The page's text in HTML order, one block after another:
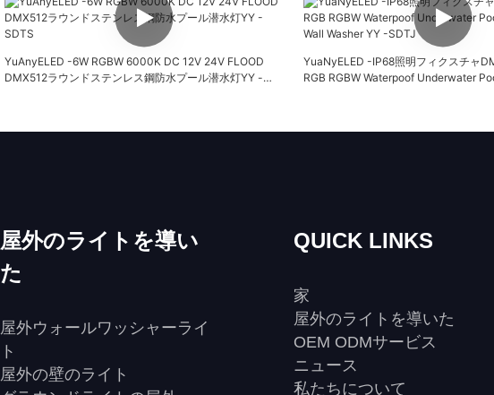
YuAnyELED -6W RGBW 6000K DC 12V 24V FLOOD
DMX512ラウンドステンレス鋼防水プール潜水灯YY -
YuaNyELED -IP68照明フィクスチャ
RGB RGBW Waterpoof Underwater
屋外のライトを導い
た
屋外ウォールワッシャーライ
ト
屋外の壁のライト
QUICK LINKS
家
屋外のライトを導いた
OEM ODMサービス
ニュース
私たちについて